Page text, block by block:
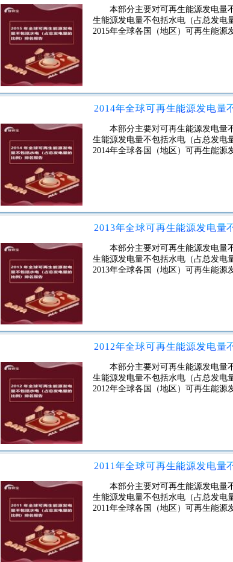
本部分主要对可再生能源发电量
生能源发电量不包括水电（占总发电
2015年全球各国（地区）可再生能源
2014年全球可再生能源发电量
本部分主要对可再生能源发电量
生能源发电量不包括水电（占总发电
2014年全球各国（地区）可再生能源
2013年全球可再生能源发电量
本部分主要对可再生能源发电量
生能源发电量不包括水电（占总发电
2013年全球各国（地区）可再生能源
2012年全球可再生能源发电量
本部分主要对可再生能源发电量
生能源发电量不包括水电（占总发电
2012年全球各国（地区）可再生能源
2011年全球可再生能源发电量
本部分主要对可再生能源发电量
生能源发电量不包括水电（占总发电
2011年全球各国（地区）可再生能源